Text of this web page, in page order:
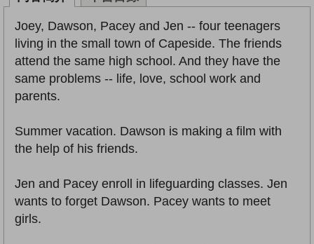
Joey, Dawson, Pacey and Jen -- four teenagers
living in the small town of Capeside. The friends
attend the same high school. And they have the
same problems -- life, love, school work and
parents.
Summer vacation. Dawson is making a film with
the help of his friends.
Jen and Pacey enroll in lifeguarding classes. Jen
wants to forget Dawson. Pacey wants to meet
girls.